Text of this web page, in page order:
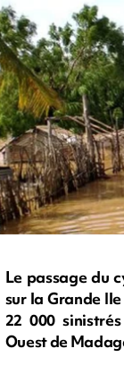
Le passage du
sur la Grande
22 000
Ouest de